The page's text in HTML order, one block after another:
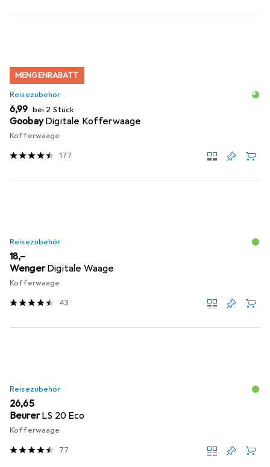
MENGENRABATT
Reisezubehör
EUR
6,99 bei 2 Stück
Goobay Digitale Kofferwaage
Kofferwaage
177
Reisezubehör
EUR
18,–
Wenger Digitale Waage
Kofferwaage
43
Reisezubehör
EUR
26,65
Beurer LS 20 Eco
Kofferwaage
77